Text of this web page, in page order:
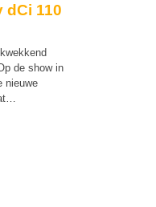
dCi 110
de show in
nieuwe